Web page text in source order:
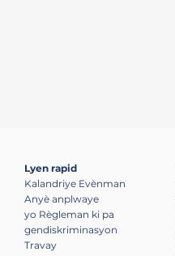
Lyen rapid
Kalandriye Evènman
Anyè anplwaye
yo Règleman ki pa
gendiskriminasyon
Travay